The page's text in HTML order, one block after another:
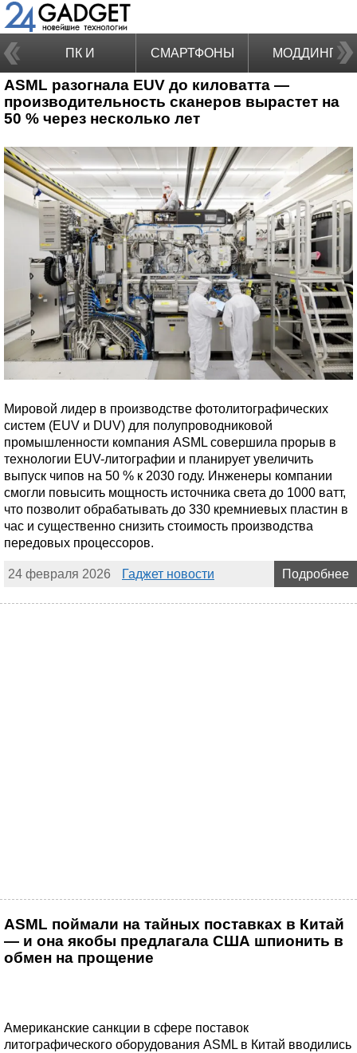
ПК И
НОУТБУКИ
СМАРТФОНЫ МОДДИНГ
ASML разогнала EUV до киловатта —
производительность сканеров вырастет на
50 % через несколько лет
Мировой лидер в производстве фотолитографических
систем (EUV и DUV) для полупроводниковой
промышленности компания ASML совершила прорыв в
технологии EUV-литографии и планирует увеличить
выпуск чипов на 50 % к 2030 году. Инженеры компании
смогли повысить мощность источника света до 1000 ватт,
что позволит обрабатывать до 330 кремниевых пластин в
час и существенно снизить стоимость производства
передовых процессоров.
24 февраля 2026 Гаджет новости Подробнее
ASML поймали на тайных поставках в Китай
— и она якобы предлагала США шпионить в
обмен на прощение
Американские санкции в сфере поставок
литографического оборудования ASML в Китай вводились